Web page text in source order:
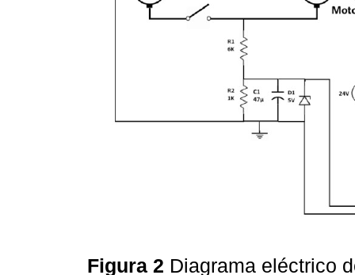
Figura 2 Diagrama eléctrico